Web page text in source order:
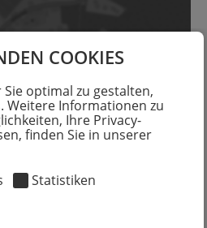
COOKIES
optimal zu gestalten,
Weitere Informationen zu
Ihre Privacy-
finden Sie in unserer
Statistiken
Verarbeitung zu
wir Ihnen hier lediglich ein
Sie die Karte sehen möchten,
Cookies „Externe Medien“
Datenschutzerklärung